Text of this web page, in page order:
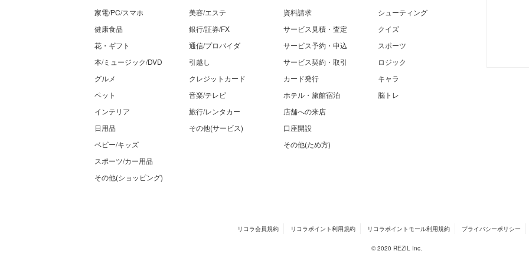
家電/PC/スマホ
健康食品
花・ギフト
本/ミュージック/DVD
グルメ
ペット
インテリア
日用品
ベビー/キッズ
スポーツ/カー用品
その他(ショッピング)
美容/エステ
銀行/証券/FX
通信/プロバイダ
引越し
クレジットカード
音楽/テレビ
旅行/レンタカー
その他(サービス)
資料請求
サービス見積・査定
サービス予約・申込
サービス契約・取引
カード発行
ホテル・旅館宿泊
店舗への来店
口座開設
その他(ため方)
シューティング
クイズ
スポーツ
ロジック
キャラ
脳トレ
リコラ会員規約 リコラポイント利用規約 リコラポイントモール利用規約 プライバシーポリシー
© 2020 REZIL Inc.